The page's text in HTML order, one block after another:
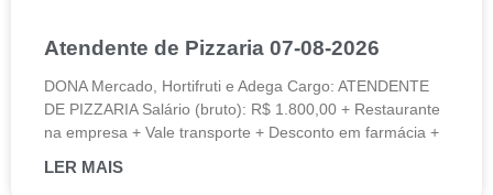
Atendente de Pizzaria 07-08-2026
DONA Mercado, Hortifruti e Adega Cargo: ATENDENTE
DE PIZZARIA Salário (bruto): R$ 1.800,00 + Restaurante
na empresa + Vale transporte + Desconto em farmácia +
LER MAIS